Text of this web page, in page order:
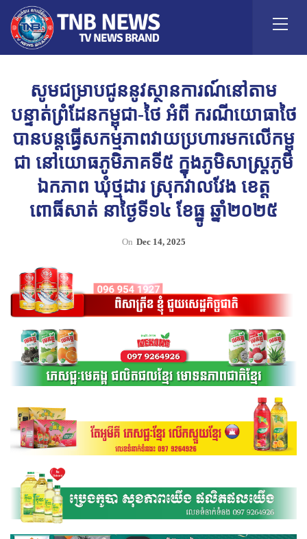
សូមជម្រាបជូននូវស្ថានការណ៍នៅតាម
បន្ទាត់ព្រំដែនកម្ពុជា-ថៃ អំពី ករណីយោធាថៃ
បានបន្តធ្វើសកម្មភាពវាយប្រហារមកលើកម្ពុ
ជា នៅយោធភូមិភាគទី៥ ក្នុងភូមិសាស្រ្តភូមិ
ឯកភាព ឃុំថ្មដារ ស្រុកវាលវែង ខេត្ត
ពោធិ៍សាត់ នាថ្ងៃទី១៤ ខែធ្នូ ឆ្នាំ២០២៥
On Dec 14, 2025